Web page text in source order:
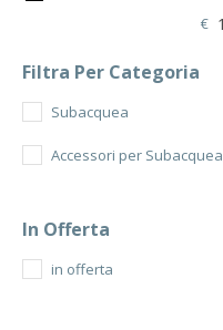
€
Filtra Per Categoria
Subacquea
Accessori per Subacquea
In Offerta
in offerta